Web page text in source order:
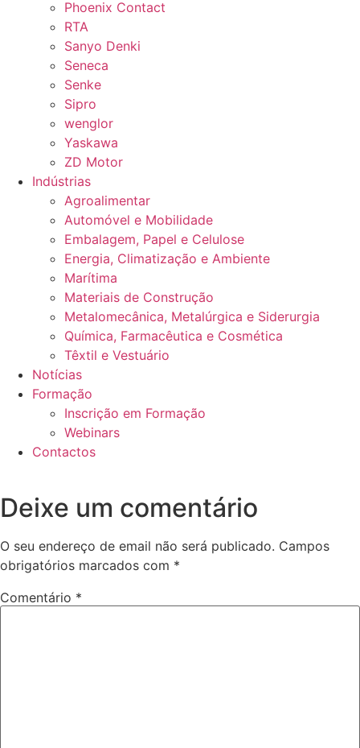
Phoenix Contact
RTA
Sanyo Denki
Seneca
Senke
Sipro
wenglor
Yaskawa
ZD Motor
Indústrias
Agroalimentar
Automóvel e Mobilidade
Embalagem, Papel e Celulose
Energia, Climatização e Ambiente
Marítima
Materiais de Construção
Metalomecânica, Metalúrgica e Siderurgia
Química, Farmacêutica e Cosmética
Têxtil e Vestuário
Notícias
Formação
Inscrição em Formação
Webinars
Contactos
Deixe um comentário
O seu endereço de email não será publicado. Campos
obrigatórios marcados com *
Comentário *